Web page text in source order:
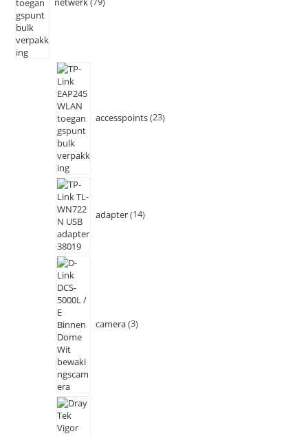
accesspoints 23
adapter 14
camera 3